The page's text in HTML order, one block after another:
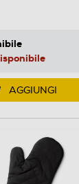
AGGIUNGI